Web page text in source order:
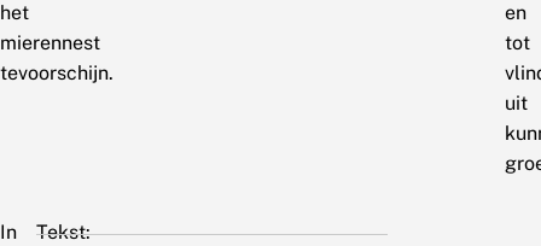
het
mierennest
tevoorschijn.
en
tot
uit
In
Tekst: